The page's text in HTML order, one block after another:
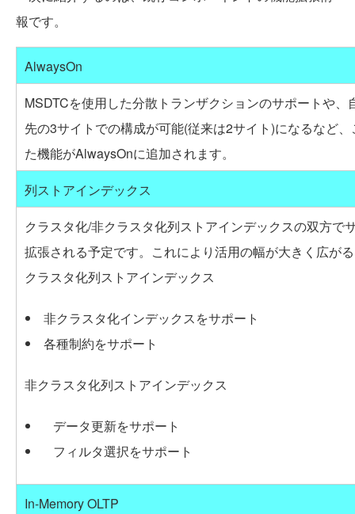
報です。
AlwaysOn
MSDTCを使用した分散トランザクションのサポートや、
先の3サイトでの構成が可能(従来は2サイト)になるなど
た機能がAlwaysOnに追加されます。
列ストアインデックス
クラスタ化/非クラスタ化列ストアインデックスの双方で
拡張される予定です。これにより活用の幅が大きく広が
クラスタ化列ストアインデックス
非クラスタ化インデックスをサポート
各種制約をサポート
非クラスタ化列ストアインデックス
データ更新をサポート
フィルタ選択をサポート
In-Memory OLTP